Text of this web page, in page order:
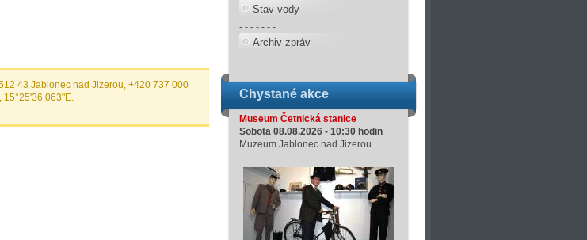
43 Jablonec nad Jizerou, +420 737 000
15°25'36.063"E.
Stav vody
- - - - - - -
Archiv zpráv
Chystané akce
Museum Četnická stanice
Sobota 08.08.2026 - 10:30 hodin
Muzeum Jablonec nad Jizerou